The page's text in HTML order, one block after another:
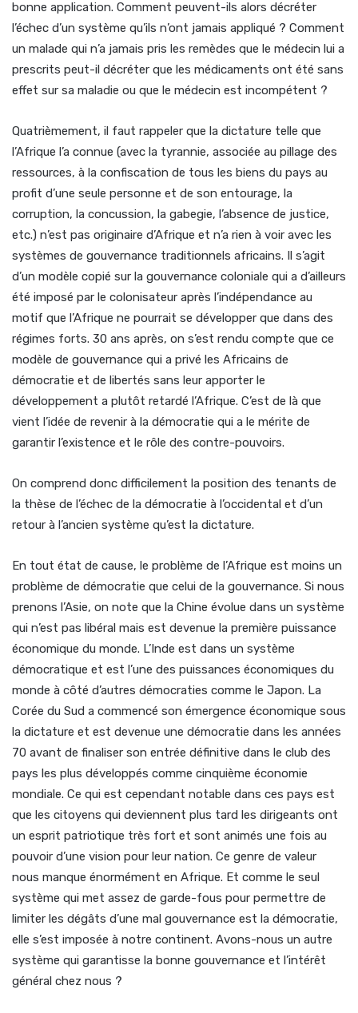
bonne application. Comment peuvent-ils alors décréter
l’échec d’un système qu’ils n’ont jamais appliqué ? Comment
un malade qui n’a jamais pris les remèdes que le médecin lui a
prescrits peut-il décréter que les médicaments ont été sans
effet sur sa maladie ou que le médecin est incompétent ?
Quatrièmement, il faut rappeler que la dictature telle que
l’Afrique l’a connue (avec la tyrannie, associée au pillage des
ressources, à la confiscation de tous les biens du pays au
profit d’une seule personne et de son entourage, la
corruption, la concussion, la gabegie, l’absence de justice,
etc.) n’est pas originaire d’Afrique et n’a rien à voir avec les
systèmes de gouvernance traditionnels africains. Il s’agit
d’un modèle copié sur la gouvernance coloniale qui a d’ailleurs
été imposé par le colonisateur après l’indépendance au
motif que l’Afrique ne pourrait se développer que dans des
régimes forts. 30 ans après, on s’est rendu compte que ce
modèle de gouvernance qui a privé les Africains de
démocratie et de libertés sans leur apporter le
développement a plutôt retardé l’Afrique. C’est de là que
vient l’idée de revenir à la démocratie qui a le mérite de
garantir l’existence et le rôle des contre-pouvoirs.
On comprend donc difficilement la position des tenants de
la thèse de l’échec de la démocratie à l’occidental et d’un
retour à l’ancien système qu’est la dictature.
En tout état de cause, le problème de l’Afrique est moins un
problème de démocratie que celui de la gouvernance. Si nous
prenons l’Asie, on note que la Chine évolue dans un système
qui n’est pas libéral mais est devenue la première puissance
économique du monde. L’Inde est dans un système
démocratique et est l’une des puissances économiques du
monde à côté d’autres démocraties comme le Japon. La
Corée du Sud a commencé son émergence économique sous
la dictature et est devenue une démocratie dans les années
70 avant de finaliser son entrée définitive dans le club des
pays les plus développés comme cinquième économie
mondiale. Ce qui est cependant notable dans ces pays est
que les citoyens qui deviennent plus tard les dirigeants ont
un esprit patriotique très fort et sont animés une fois au
pouvoir d’une vision pour leur nation. Ce genre de valeur
nous manque énormément en Afrique. Et comme le seul
système qui met assez de garde-fous pour permettre de
limiter les dégâts d’une mal gouvernance est la démocratie,
elle s’est imposée à notre continent. Avons-nous un autre
système qui garantisse la bonne gouvernance et l’intérêt
général chez nous ?